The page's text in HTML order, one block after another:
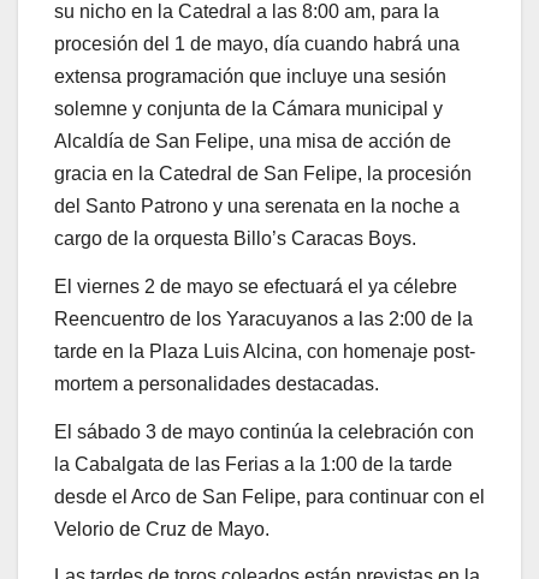
su nicho en la Catedral a las 8:00 am, para la
procesión del 1 de mayo, día cuando habrá una
extensa programación que incluye una sesión
solemne y conjunta de la Cámara municipal y
Alcaldía de San Felipe, una misa de acción de
gracia en la Catedral de San Felipe, la procesión
del Santo Patrono y una serenata en la noche a
cargo de la orquesta Billo’s Caracas Boys.
El viernes 2 de mayo se efectuará el ya célebre
Reencuentro de los Yaracuyanos a las 2:00 de la
tarde en la Plaza Luis Alcina, con homenaje post-
mortem a personalidades destacadas.
El sábado 3 de mayo continúa la celebración con
la Cabalgata de las Ferias a la 1:00 de la tarde
desde el Arco de San Felipe, para continuar con el
Velorio de Cruz de Mayo.